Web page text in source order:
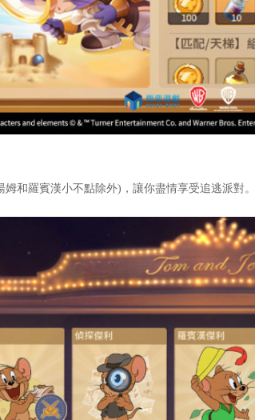
和羅賓漢小不點除外)，讓你盡情享受追逃派對。